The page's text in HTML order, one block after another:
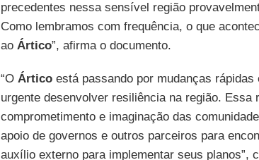
precedentes nessa sensível região
Como lembramos com frequência, o que
ao Ártico”, afirma o documento.
“O Árticoestá passando por mudanças rápidas
urgente desenvolver resiliência na região. Essa
comprometimento e imaginação das
apoio de governos e outros parceiros para
auxílio externo para implementar seus planos”,